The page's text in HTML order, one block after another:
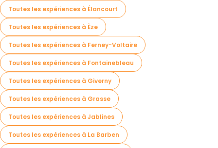
Toutes les expériences à Élancourt
Toutes les expériences à Èze
Toutes les expériences à Ferney-Voltaire
Toutes les expériences à Fontainebleau
Toutes les expériences à Giverny
Toutes les expériences à Grasse
Toutes les expériences à Jablines
Toutes les expériences à La Barben